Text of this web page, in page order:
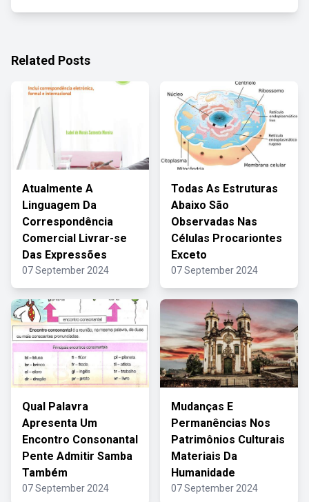
Related Posts
Atualmente A
Linguagem Da
Correspondência
Comercial Livrar-se
Das Expressões
07 September 2024
Todas As Estruturas
Abaixo São
Observadas Nas
Células Procariontes
Exceto
07 September 2024
Qual Palavra
Apresenta Um
Encontro Consonantal
Pente Admitir Samba
Também
07 September 2024
Mudanças E
Permanências Nos
Patrimônios Culturais
Materiais Da
Humanidade
07 September 2024